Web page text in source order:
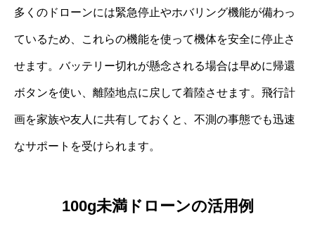
多くのドローンには緊急停止やホバリング機能が備わっ
ているため、これらの機能を使って機体を安全に停止さ
せます。バッテリー切れが懸念される場合は早めに帰還
ボタンを使い、離陸地点に戻して着陸させます。飛行計
画を家族や友人に共有しておくと、不測の事態でも迅速
なサポートを受けられます。
100g未満ドローンの活用例